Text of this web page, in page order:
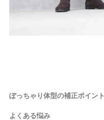
ぽっちゃり体型の補正ポイント
よくある悩み